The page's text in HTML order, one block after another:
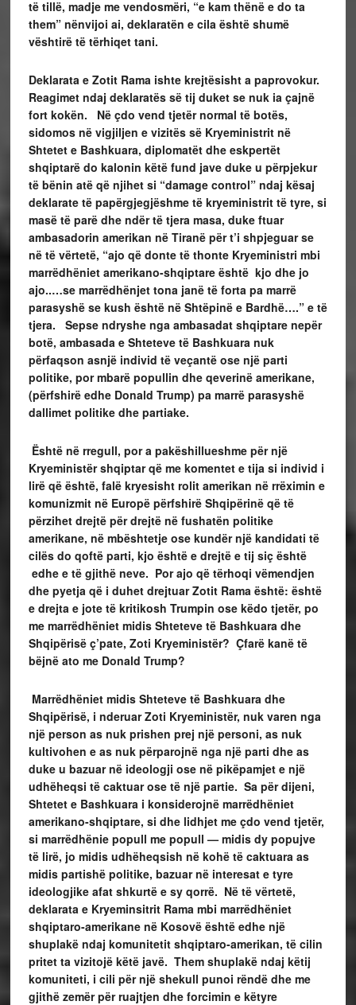
të tillë, madje me vendosmëri, “e kam thënë e do ta
them” nënvijoi ai, deklaratën e cila është shumë
vështirë të tërhiqet tani.
Deklarata e Zotit Rama ishte krejtësisht a paprovokur.
Reagimet ndaj deklaratës së tij duket se nuk ia çajnë
fort kokën. Në çdo vend tjetër normal të botës,
sidomos në vigjiljen e vizitës së Kryeministrit në
Shtetet e Bashkuara, diplomatët dhe eskpertët
shqiptarë do kalonin këtë fund jave duke u përpjekur
të bënin atë që njihet si “damage control” ndaj kësaj
deklarate të papërgjegjëshme të kryeministrit të tyre, si
masë të parë dhe ndër të tjera masa, duke ftuar
ambasadorin amerikan në Tiranë për t’i shpjeguar se
në të vërtetë, “ajo që donte të thonte Kryeministri mbi
marrëdhëniet amerikano-shqiptare është kjo dhe jo
ajo..…se marrëdhënjet tona janë të forta pa marrë
parasyshë se kush është në Shtëpinë e Bardhë….” e të
tjera. Sepse ndryshe nga ambasadat shqiptare nepër
botë, ambasada e Shteteve të Bashkuara nuk
përfaqson asnjë individ të veçantë ose një parti
politike, por mbarë popullin dhe qeverinë amerikane,
(përfshirë edhe Donald Trump) pa marrë parasyshë
dallimet politike dhe partiake.
Është në rregull, por a pakëshillueshme për një
Kryeministër shqiptar që me komentet e tija si individ i
lirë që është, falë kryesisht rolit amerikan në rrëximin e
komunizmit në Europë përfshirë Shqipërinë që të
përzihet drejtë për drejtë në fushatën politike
amerikane, në mbështetje ose kundër një kandidati të
cilës do qoftë parti, kjo është e drejtë e tij siç është
edhe e të gjithë neve. Por ajo që tërhoqi vëmendjen
dhe pyetja që i duhet drejtuar Zotit Rama është: është
e drejta e jote të kritikosh Trumpin ose këdo tjetër, po
me marrëdhëniet midis Shteteve të Bashkuara dhe
Shqipërisë ç’pate, Zoti Kryeministër? Çfarë kanë të
bëjnë ato me Donald Trump?
Marrëdhëniet midis Shteteve të Bashkuara dhe
Shqipërisë, i nderuar Zoti Kryeministër, nuk varen nga
një person as nuk prishen prej një personi, as nuk
kultivohen e as nuk përparojnë nga një parti dhe as
duke u bazuar në ideologji ose në pikëpamjet e një
udhëheqsi të caktuar ose të një partie. Sa për dijeni,
Shtetet e Bashkuara i konsiderojnë marrëdhëniet
amerikano-shqiptare, si dhe lidhjet me çdo vend tjetër,
si marrëdhënie popull me popull — midis dy popujve
të lirë, jo midis udhëheqsish në kohë të caktuara as
midis partishë politike, bazuar në interesat e tyre
ideologjike afat shkurtë e sy qorrë. Në të vërtetë,
deklarata e Kryeminsitrit Rama mbi marrëdhëniet
shqiptaro-amerikane në Kosovë është edhe një
shuplakë ndaj komunitetit shqiptaro-amerikan, të cilin
pritet ta vizitojë këtë javë. Them shuplakë ndaj këtij
komuniteti, i cili për një shekull punoi rëndë dhe me
gjithë zemër për ruajtjen dhe forcimin e këtyre